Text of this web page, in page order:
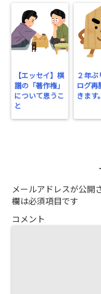
【エッセイ】棋
譜の「著作権」
について思うこ
と
２年
ログ再
きます。
メールアドレスが公開
欄は必須項目です
コメント